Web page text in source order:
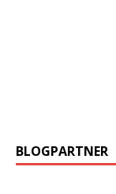
BLOGPARTNER